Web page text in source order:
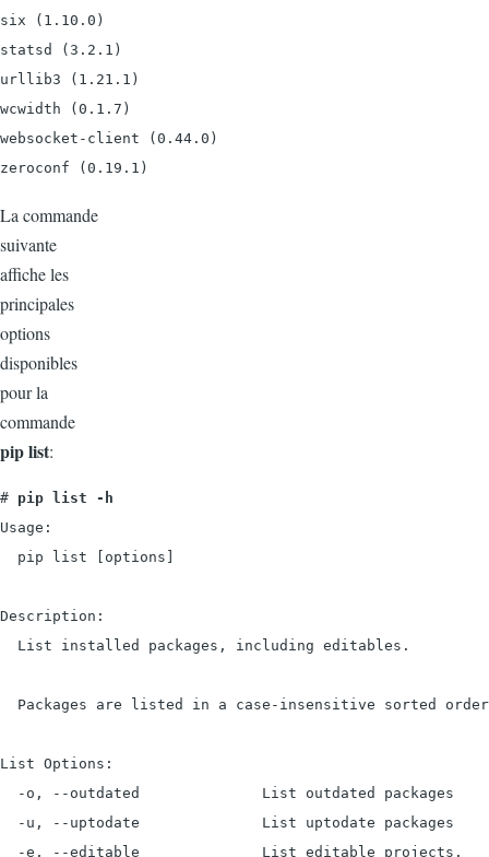
six (1.10.0)
statsd (3.2.1)
urllib3 (1.21.1)
wcwidth (0.1.7)
websocket-client (0.44.0)
zeroconf (0.19.1)
La commande
suivante
affiche les
principales
options
disponibles
pour la
commande
pip list:
# pip list -h
Usage:
  pip list [options]
Description:
  List installed packages, including editables.
Packages are listed in a case-insensitive sorted
List Options:
  -o, --outdated              List outdated packages
  -u, --uptodate              List uptodate packages
  -e, --editable              List editable projects.